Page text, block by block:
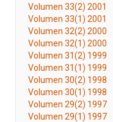
Volumen 33(2) 2001
Volumen 33(1) 2001
Volumen 32(2) 2000
Volumen 32(1) 2000
Volumen 31(2) 1999
Volumen 31(1) 1999
Volumen 30(2) 1998
Volumen 30(1) 1998
Volumen 29(2) 1997
Volumen 29(1) 1997